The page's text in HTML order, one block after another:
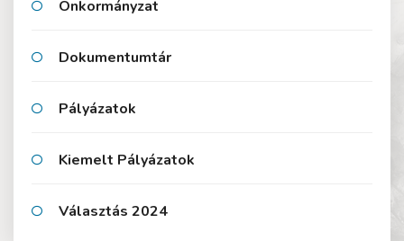
Önkormányzat
Dokumentumtár
Pályázatok
Kiemelt Pályázatok
Választás 2024